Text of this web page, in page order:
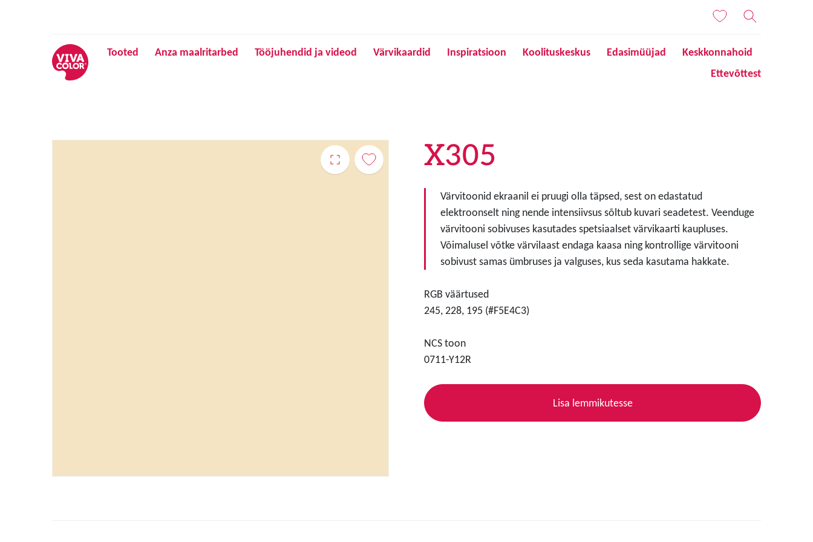
Tooted Anza maalritarbed Tööjuhendid ja videod Värvikaardid Inspiratsioon Koolituskeskus Edasimüüjad
Keskkonnahoid
Ettevõttest
X305
Värvitoonid ekraanil ei pruugi olla täpsed, sest on edastatud
elektroonselt ning nende intensiivsus sõltub kuvari seadetest. Veenduge
värvitooni sobivuses kasutades spetsiaalset värvikaarti kaupluses.
Võimalusel võtke värvilaast endaga kaasa ning kontrollige värvitooni
sobivust samas ümbruses ja valguses, kus seda kasutama hakkate.
RGB väärtused
245, 228, 195 (#F5E4C3)
NCS toon
0711-Y12R
Lisa lemmikutesse